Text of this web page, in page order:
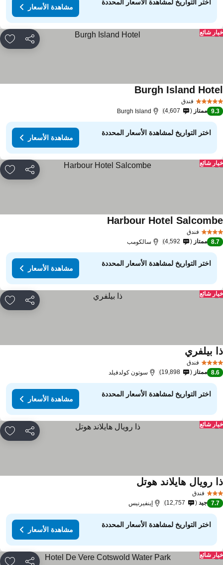
اختر التواريخ لمشاهدة الأسعار المحددة
مشاهدة الأسعار
مشاركة
شائع
فندق
Burgh Island
9.3 ممتاز 4,607
Burgh Island
اختر التواريخ لمشاهدة الأسعار المحددة
مشاهدة الأسعار
مشاركة
شائع
فندق
Harbour Hotel
8.7 ممتاز 4,592 سالكومب
اختر التواريخ لمشاهدة الأسعار المحددة
مشاهدة الأسعار
مشاركة
شائع
فندق
بيلفري
8.6 ممتاز 19,898 سوتون كولدفيلد
اختر التواريخ لمشاهدة الأسعار المحددة
مشاهدة الأسعار
مشاركة
شائع
فندق
رويال هايلاند هوتل
7.7 جيد 12,757 إينفيرنيس
اختر التواريخ لمشاهدة الأسعار المحددة
مشاهدة الأسعار
شائع